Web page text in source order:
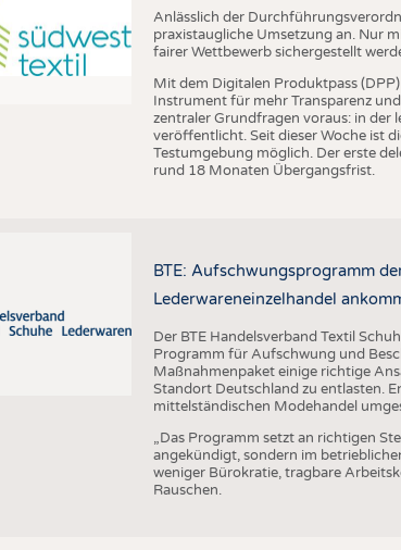
Anlässlich der
praxistaugliche Umsetzung an. Nur
fairer Wettbewerb sichergestellt
Mit dem Digitalen Produktpass
Instrument für mehr Transparenz
zentraler Grundfragen voraus: in
veröffentlicht. Seit dieser Woche ist
Testumgebung möglich. Der erste
rund 18 Monaten Übergangsfrist.
BTE: Aufschwungsprogramm
Lederwareneinzelhandel
Der BTE Handelsverband Textil
Programm für Aufschwung und
Maßnahmenpaket einige richtige
Standort Deutschland zu entlasten.
mittelständischen Modehandel
„Das Programm setzt an richtigen
angekündigt, sondern im
weniger Bürokratie, tragbare
Rauschen.